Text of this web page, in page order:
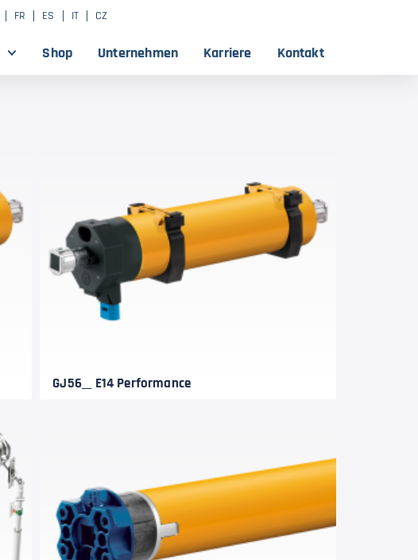
FR ES IT CZ
Shop Unternehmen Karriere Kontakt
GJ56__ E14 Performance